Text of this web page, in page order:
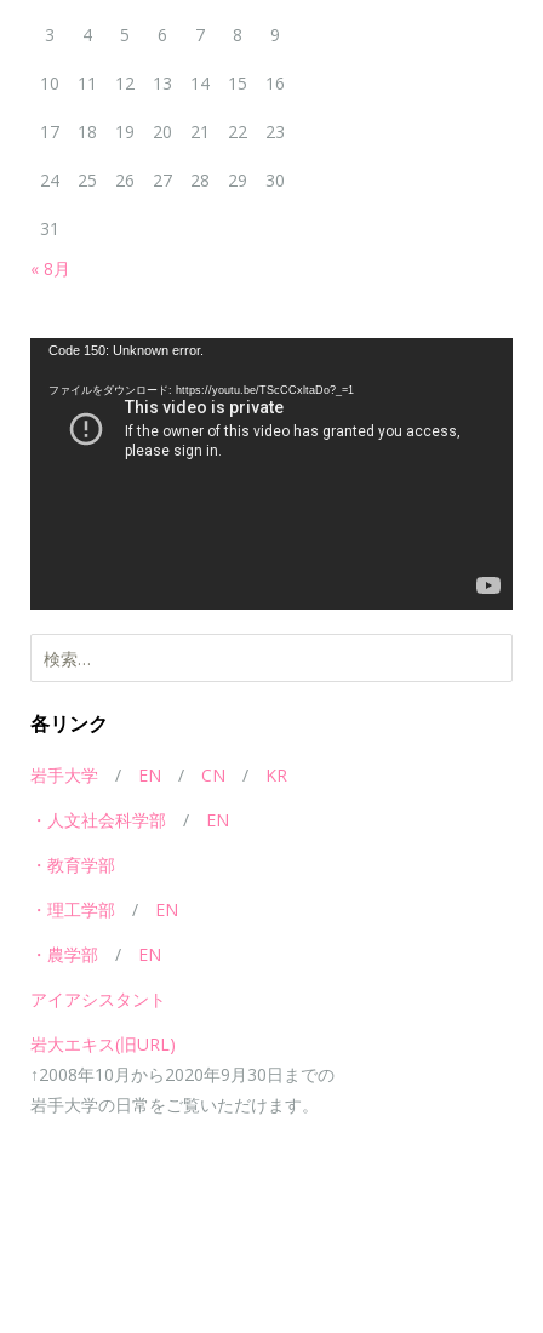
3 4 5 6 7 8 9
10 11 12 13 14 15 16
17 18 19 20 21 22 23
24 25 26 27 28 29 30
31
« 8月
Code 150: Unknown error.
ファイルをダウンロード: https://youtu.be/TScCCxltaDo?_=1
検索:
各リンク
岩手大学 / EN / CN / KR
・人文社会科学部 / EN
・教育学部
・理工学部 / EN
・農学部 / EN
アイアシスタント
岩大エキス(旧URL)
↑2008年10月から2020年9月30日までの
岩手大学の日常をご覧いただけます。